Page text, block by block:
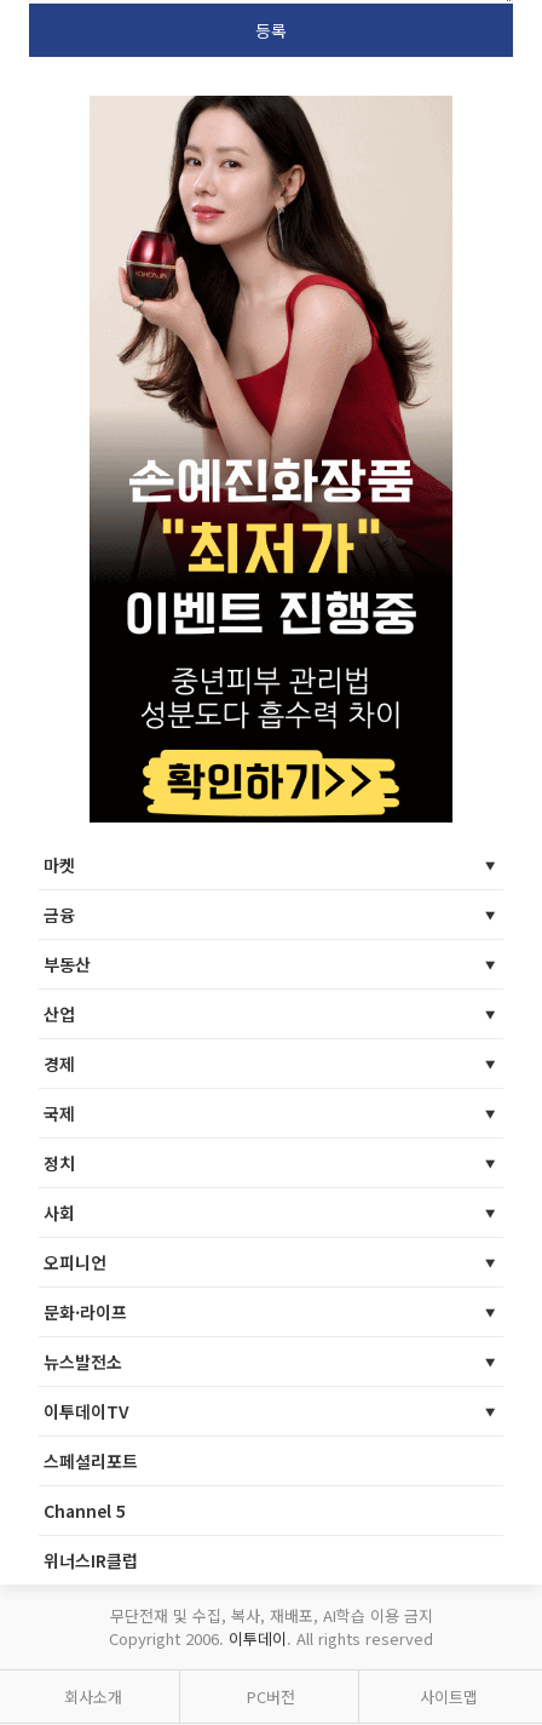
마켓
금융
부동산
산업
경제
국제
정치
사회
오피니언
문화·라이프
뉴스발전소
이투데이TV
스페셜리포트
Channel 5
위너스IR클럽
무단전재 및 수집, 복사, 재배포, AI학습 이용 금지
Copyright 2006. 이투데이. All rights reserved
회사소개 PC버전 사이트맵